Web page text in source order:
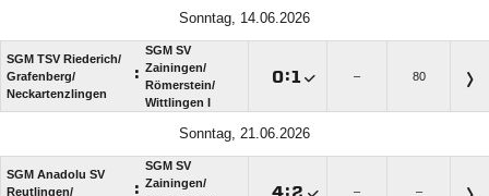
Sonntag, 14.06.2026
SGM TSV Riederich/​
Grafenberg/​
Neckartenzlingen
:
SGM SV
Zainingen/​
Römerstein/​
Wittlingen I
: – 80
Sonntag, 21.06.2026
SGM Anadolu SV
Reutlingen/​
:
SGM SV
Zainingen/​
: – –